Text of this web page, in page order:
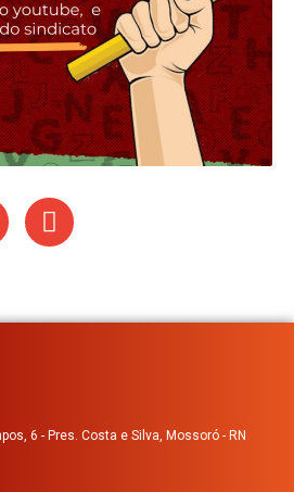
6 - Pres. Costa e Silva, Mossoró - RN